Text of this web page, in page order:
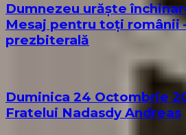
Dumnezeu urăște
Mesaj pentru toți românii
prezbiterală
Duminica 24 Octombrie
Fratelui Nadasdy Andreas